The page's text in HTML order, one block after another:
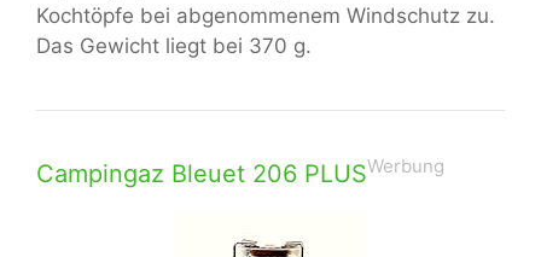
Kochtöpfe bei abgenommenem Windschutz zu.
Das Gewicht liegt bei 370 g.
Campingaz Bleuet 206 PLUSWerbung